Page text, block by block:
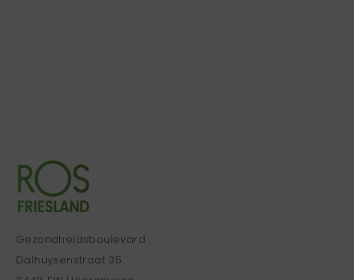
Gezondheidsboulevard
Dalhuysenstraat 35